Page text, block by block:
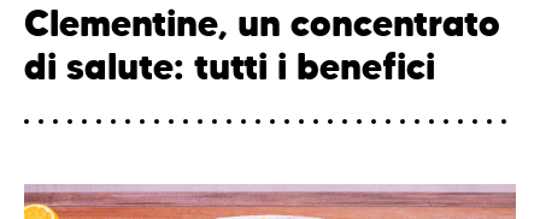
Clementine, un concentrato
di salute: tutti i benefici